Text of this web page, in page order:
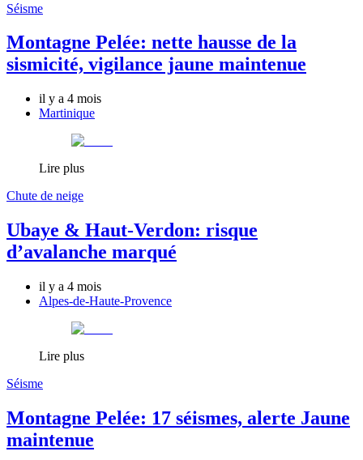
Séisme
Montagne Pelée: nette hausse de la
sismicité, vigilance jaune maintenue
il y a 4 mois
Martinique
Lire plus
Chute de neige
Ubaye & Haut-Verdon: risque
d’avalanche marqué
il y a 4 mois
Alpes-de-Haute-Provence
Lire plus
Séisme
Montagne Pelée: 17 séismes, alerte Jaune
maintenue